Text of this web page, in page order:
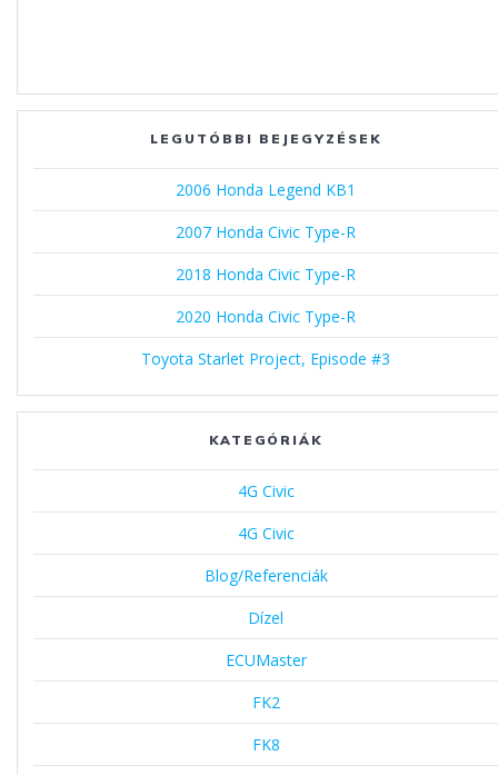
LEGUTÓBBI BEJEGYZÉSEK
2006 Honda Legend KB1
2007 Honda Civic Type-R
2018 Honda Civic Type-R
2020 Honda Civic Type-R
Toyota Starlet Project, Episode #3
KATEGÓRIÁK
4G Civic
4G Civic
Blog/Referenciák
Dízel
ECUMaster
FK2
FK8